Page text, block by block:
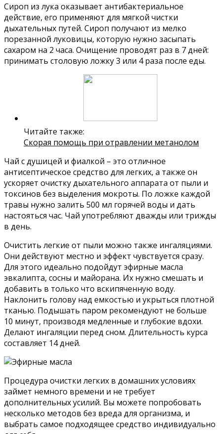
Сироп из лука оказывает антибактериальное
действие, его применяют для мягкой чистки
дыхательных путей. Сироп получают из мелко
порезанной луковицы, которую нужно засыпать
сахаром на 2 часа. Очищение проводят раз в 7 дней:
принимать столовую ложку 3 или 4 раза после еды.
Читайте также:
Скорая помощь при отравлении метанолом
Чай с душицей и фиалкой – это отличное
антисептическое средство для легких, а также он
ускоряет очистку дыхательного аппарата от пыли и
токсинов без выделения мокроты. По ложке каждой
травы нужно залить 500 мл горячей воды и дать
настояться час. Чай употребляют дважды или трижды
в день.
Очистить легкие от пыли можно также ингаляциями.
Они действуют местно и эффект чувствуется сразу.
Для этого идеально подойдут эфирные масла
эвкалипта, сосны и майорана. Их нужно смешать и
добавить в только что вскипяченную воду.
Наклонить голову над емкостью и укрыться плотной
тканью. Подышать паром рекомендуют не больше
10 минут, производя медленные и глубокие вдохи.
Делают ингаляции перед сном. Длительность курса
составляет 14 дней.
Процедура очистки легких в домашних условиях
займет немного времени и не требует
дополнительных усилий. Вы можете попробовать
несколько методов без вреда для организма, и
выбрать самое подходящее средство индивидуально